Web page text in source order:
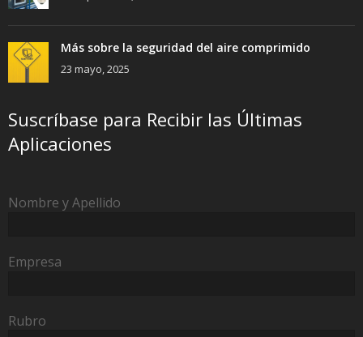
Más sobre la seguridad del aire comprimido
23 mayo, 2025
Suscríbase para Recibir las Últimas
Aplicaciones
Nombre y Apellido
Empresa
Rubro